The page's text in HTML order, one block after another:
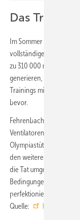
Das Training
Im Sommer letzten
vollständigen
zu 310 000 m³/h ist er in
generieren, der den
Trainings mit dem
bevor.
Fehrenbacher zeigt sich
Ventilatoren sind sehr
Olympiastützpunkt
den weiteren
die Tat umgesetzt zu
Bedingungen
perfektionieren.“ ■
Quelle:
Helios